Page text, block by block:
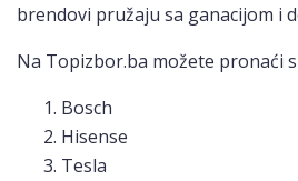
brendovi pružaju sa ganacijom i
Na Topizbor.ba možete pronaći
Bosch
Hisense
Tesla